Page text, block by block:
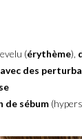
(érythème),
des
de sébum